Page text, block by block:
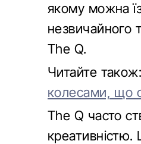
якому можна
незвичайного
The Q.
Читайте також:
колесами, що
The Q часто
креативністю.